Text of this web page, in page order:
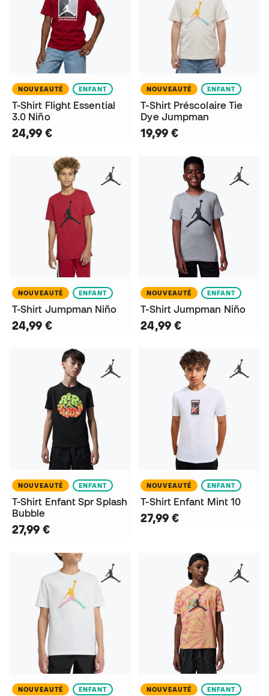
NOUVEAUTÉ ENFANT
T-Shirt Flight Essential
3.0 Niño
24,99 €
NOUVEAUTÉ ENFANT
T-Shirt Préscolaire Tie
Dye Jumpman
19,99 €
NOUVEAUTÉ ENFANT
T-Shirt Jumpman Niño
24,99 €
NOUVEAUTÉ ENFANT
T-Shirt Jumpman Niño
24,99 €
NOUVEAUTÉ ENFANT
T-Shirt Enfant Spr Splash
Bubble
27,99 €
NOUVEAUTÉ ENFANT
T-Shirt Enfant Mint 10
27,99 €
NOUVEAUTÉ ENFANT NOUVEAUTÉ ENFANT